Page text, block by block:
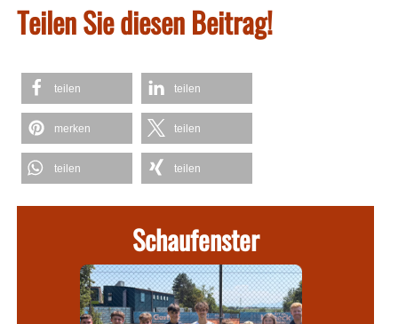
Teilen Sie diesen Beitrag!
teilen teilen
merken teilen
teilen teilen
Schaufenster